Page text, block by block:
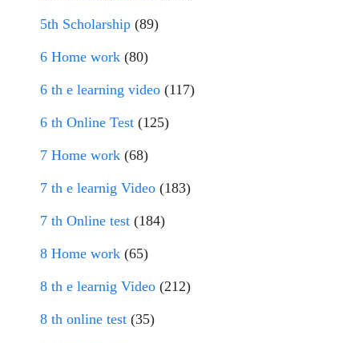
5th Scholarship (89)
6 Home work (80)
6 th e learning video (117)
6 th Online Test (125)
7 Home work (68)
7 th e learnig Video (183)
7 th Online test (184)
8 Home work (65)
8 th e learnig Video (212)
8 th online test (35)